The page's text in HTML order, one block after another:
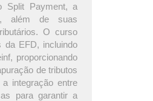
Split Payment, a
além de suas
O curso
da EFD, incluindo
proporcionando
de tributos
integração entre
para garantir a